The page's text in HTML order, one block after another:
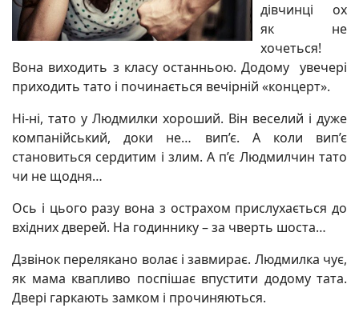
дівчинці ох
як не
хочеться!
Вона виходить з класу останньою. Додому увечері
приходить тато і починається вечірній «концерт».
Ні-ні, тато у Людмилки хороший. Він веселий і дуже
компанійський, доки не… вип’є. А коли вип’є
становиться сердитим і злим. А п’є Людмилчин тато
чи не щодня…
Ось і цього разу вона з острахом прислухається до
вхідних дверей. На годиннику – за чверть шоста…
Дзвінок перелякано волає і завмирає. Людмилка чує,
як мама квапливо поспішає впустити додому тата.
Двері гаркають замком і прочиняються.